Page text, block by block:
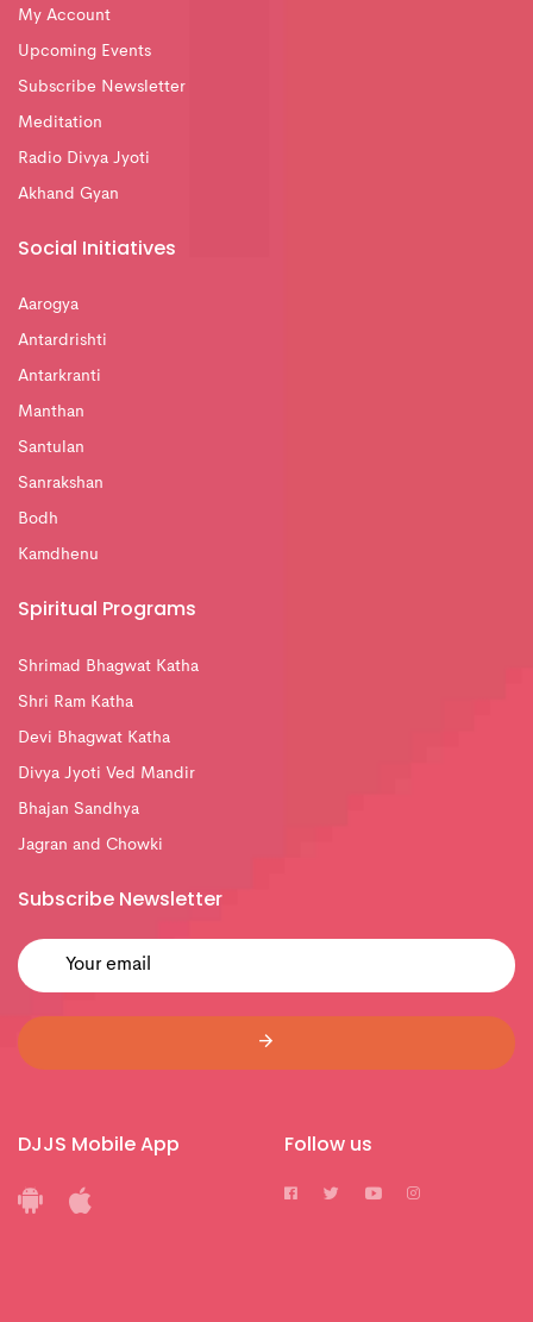
My Account
Upcoming Events
Subscribe Newsletter
Meditation
Radio Divya Jyoti
Akhand Gyan
Social Initiatives
Aarogya
Antardrishti
Antarkranti
Manthan
Santulan
Sanrakshan
Bodh
Kamdhenu
Spiritual Programs
Shrimad Bhagwat Katha
Shri Ram Katha
Devi Bhagwat Katha
Divya Jyoti Ved Mandir
Bhajan Sandhya
Jagran and Chowki
Subscribe Newsletter
DJJS Mobile App Follow us